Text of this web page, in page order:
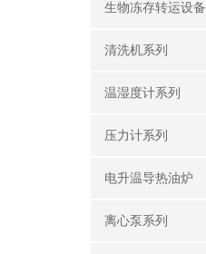
生物冻存转运设备
清洗机系列
温湿度计系列
压力计系列
电升温导热油炉
离心泵系列